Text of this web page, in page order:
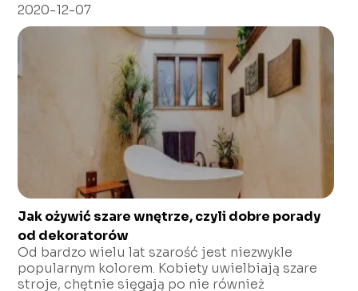
2020-12-07
Jak ożywić szare wnętrze, czyli dobre porady
od dekoratorów
Od bardzo wielu lat szarość jest niezwykle
popularnym kolorem. Kobiety uwielbiają szare
stroje, chętnie sięgają po nie również